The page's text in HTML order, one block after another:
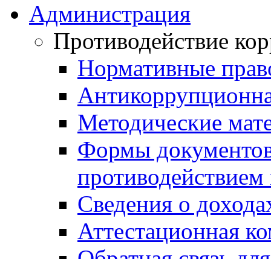
Администрация
Противодействие
Нормативные
Методические
Формы
Сведения о
Аттестационная